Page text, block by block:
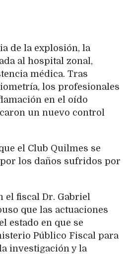
de la explosión, la
al hospital zonal,
médica. Tras
los profesionales
en el oído
un nuevo control
el Club Quilmes se
los daños sufridos por
el fiscal Dr. Gabriel
que las actuaciones
estado en que se
Público Fiscal para
investigación y la